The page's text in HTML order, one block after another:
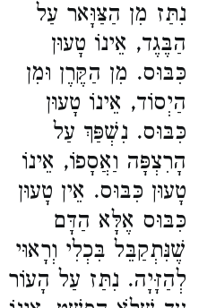
נִתַּז מִן הַצַּוָּאר עַל
הַבֶּגֶד, אֵינוֹ טָעוּן
כִּבּוּס. מִן הַקֶּרֶן וּמִן
הַיְסוֹד, אֵינוֹ טָעוּן
כִּבּוּס. נִשְׁפַּךְ עַל
הָרִצְפָּה וַאֲסָפוֹ, אֵינוֹ
טָעוּן כִּבּוּס. אֵין טָעוּן
כִּבּוּס אֶלָּא הַדָּם
שֶׁנִּתְקַבֵּל בִּכְלִי וְרָאוּי
לְהַזָּיָה. נִתַּז עַל הָעוֹר